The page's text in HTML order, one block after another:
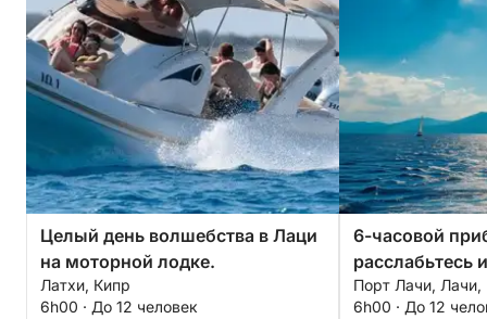
Целый день волшебства в Лаци
на моторной лодке.
Латхи, Кипр
6h00 · До 12 человек
6-часовой
расслабьтесь
полуостров
Порт Лачи, Лачи,
6h00 · До 12